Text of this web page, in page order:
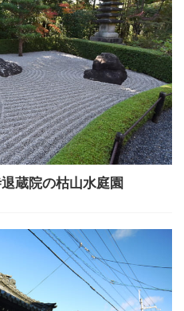
蔵院の枯山水庭園